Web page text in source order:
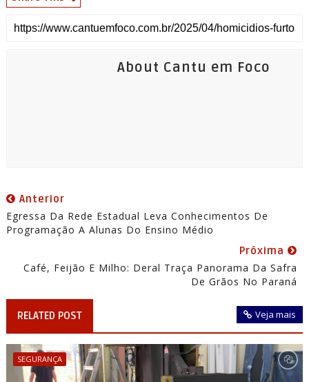
About Cantu em Foco
Anterior
Egressa Da Rede Estadual Leva Conhecimentos De
Programação A Alunas Do Ensino Médio
Próxima
Café, Feijão E Milho: Deral Traça Panorama Da Safra
De Grãos No Paraná
RELATED POST Veja mais
SEGURANÇA